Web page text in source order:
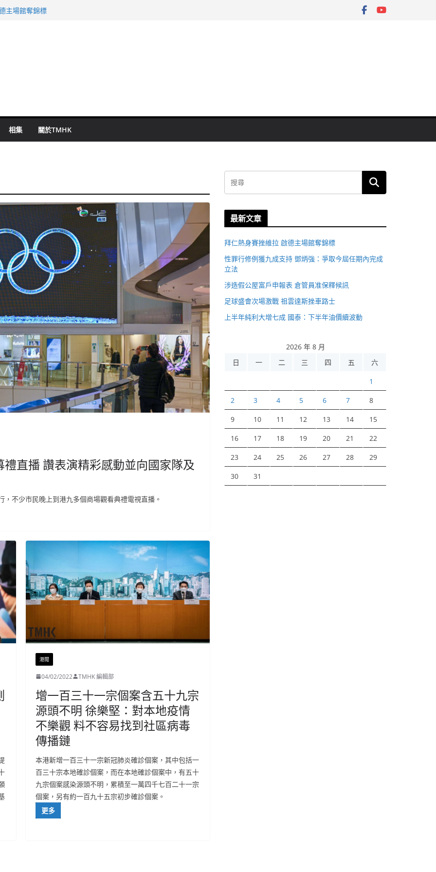
泰：下半年油價續波動
相集 關於TMHK
直播 讚表演精彩感動並向國家隊及
不少市民晚上到港九多個商場觀看典禮電視直播。
港聞
04/02/2022 TMHK 編輯部
增一百三十一宗個案含五十九宗
源頭不明 徐樂堅：對本地疫情
不樂觀 料不容易找到社區病毒
傳播鏈
本港新增一百三十一宗新冠肺炎確診個案，其中包括一
百三十宗本地確診個案，而在本地確診個案中，有五十
九宗個案感染源頭不明，累積至一萬四千七百二十一宗
個案，另有約一百九十五宗初步確診個案。
更多
最新文章
拜仁熱身賽挫維拉 啟德主場館奪錦標
性罪行修例獲九成支持 鄧炳強：爭取今屆任期內完成
立法
涉造假公屋富戶申報表 倉管員准保釋候訊
足球盛會次場激戰 祖雲達斯挫車路士
上半年純利大增七成 國泰：下半年油價續波動
2026 年 8 月
日
一 二 三 四 五 六
1
2 3 4 5 6 7 8
9 10 11 12 13 14 15
16 17 18 19 20 21 22
23 24 25 26 27 28 29
30 31